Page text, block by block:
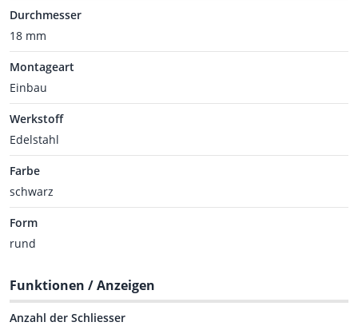
Durchmesser
18 mm
Montageart
Einbau
Werkstoff
Edelstahl
Farbe
schwarz
Form
rund
Funktionen / Anzeigen
Anzahl der Schliesser